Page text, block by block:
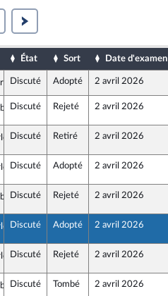
État Sort Date d'examen
Discuté Adopté 2 avril 2026
n°AS31
Martinez
Discuté Rejeté 2 avril 2026
n°AS31
Garin
Discuté Retiré 2 avril 2026
n°AS31
Garin
Discuté Adopté 2 avril 2026
n°AS31
Martinez
Discuté Rejeté 2 avril 2026
n°AS31
Garin
Discuté Adopté 2 avril 2026
n°AS31
Garin
Discuté Rejeté 2 avril 2026
Martinez
Discuté Tombé 2 avril 2026